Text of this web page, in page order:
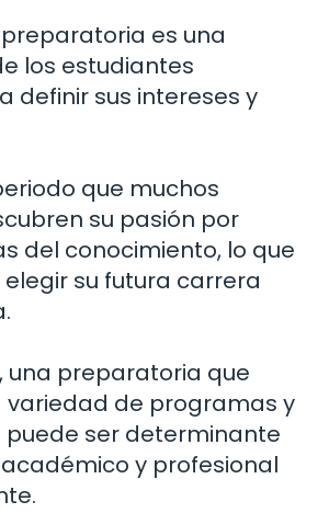
es una
los estudiantes
definir sus intereses y
que muchos
su pasión por
del conocimiento, lo que
su futura carrera
una preparatoria que
variedad de programas y
ser determinante
y profesional